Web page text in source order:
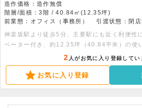
造作価格：造作無償
階層/面積：3階 / 40.84㎡(12.35坪)
前業態：オフィス（事務所）
引渡状態：閉
神楽坂駅より徒歩5分、主要駅にも近く利便性
ベーター付き、約12.35坪（40.84平米）の使
ン2基、トイレ、ミニキッチン完備で快適なオ
ます。まずはお気軽にお問い合わせください。
2 人がお気に入り登録してい
お気に入り登録